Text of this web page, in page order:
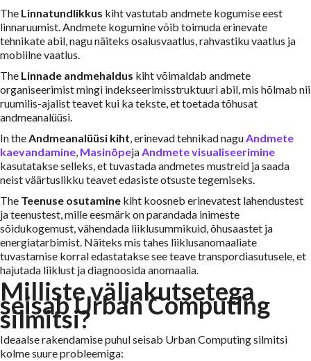
The Linnatundlikkus kiht vastutab andmete kogumise eest
linnaruumist. Andmete kogumine võib toimuda erinevate
tehnikate abil, nagu näiteks osalusvaatlus, rahvastiku vaatlus ja
mobiilne vaatlus.
The Linnade andmehaldus kiht võimaldab andmete
organiseerimist mingi indekseerimisstruktuuri abil, mis hõlmab nii
ruumilis-ajalist teavet kui ka tekste, et toetada tõhusat
andmeanalüüsi.
In theAndmeanalüüsi kiht, erinevad tehnikad naguAndmete
kaevandamine, MasinõpejaAndmete visualiseerimine
kasutatakse selleks, et tuvastada andmetes mustreid ja saada
neist väärtuslikku teavet edasiste otsuste tegemiseks.
The Teenuse osutamine kiht koosneb erinevatest lahendustest
ja teenustest, mille eesmärk on parandada inimeste
sõidukogemust, vähendada liiklusummikuid, õhusaastet ja
energiatarbimist. Näiteks mis tahes liiklusanomaaliate
tuvastamise korral edastatakse see teave transpordiasutusele, et
hajutada liiklust ja diagnoosida anomaalia.
Milliste väljakutsetega
seisab Urban Computing
silmitsi?
Ideaalse rakendamise puhul seisab Urban Computing silmitsi
kolme suure probleemiga: